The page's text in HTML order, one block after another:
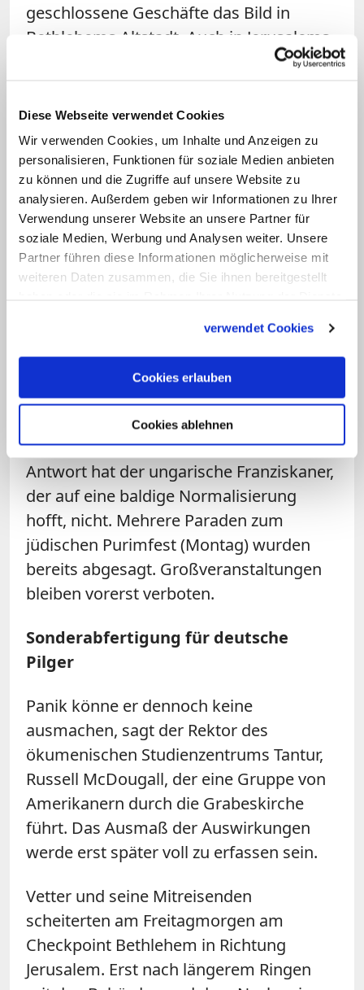
Diese Webseite verwendet Cookies
Wir verwenden Cookies, um Inhalte und Anzeigen zu
personalisieren, Funktionen für soziale Medien anbieten
zu können und die Zugriffe auf unsere Website zu
analysieren. Außerdem geben wir Informationen zu Ihrer
Verwendung unserer Website an unsere Partner für
soziale Medien, Werbung und Analysen weiter. Unsere
Partner führen diese Informationen möglicherweise mit
weiteren Daten zusammen, die Sie ihnen bereitgestellt
verwendet Cookies
Cookies erlauben
Cookies ablehnen
geschlossene Geschäfte das Bild in
Bethlehems Altstadt. Auch in Jerusalems
Heiligen Stätten wird es zunehmend
stehen nicht zuletzt zwei Länder auf der
Liste, die traditionell viele Heiliglandpilger
stellen. "Eigentlich müsste es um diese
Zeit hiervoll von Leuten sein", sagt der
Ordnungshüter der Franziskaner, Jeries
Majlaton. Mit ausladender Geste weist er
auf den beinahe verwaisten Vorplatz der
Grabeskirche. Seit Tagen, so Majlaton,
auch Franziskanerpater Matyas Tarsoly.
Was in diesen Zeiten mit denOsterfeiern
passiert, die traditionell Pilger aus aller
Welt nach Jerusalem ziehen? Eine
Antwort hat der ungarische Franziskaner,
der auf eine baldige Normalisierung
hofft, nicht. Mehrere Paraden zum
jüdischen Purimfest (Montag) wurden
bereits abgesagt. Großveranstaltungen
bleiben vorerst verboten.
Sonderabfertigung für deutsche
Pilger
Panik könne er dennoch keine
ausmachen, sagt der Rektor des
ökumenischen Studienzentrums Tantur,
Russell McDougall, der eine Gruppe von
Amerikanern durch die Grabeskirche
führt. Das Ausmaß der Auswirkungen
werde erst später voll zu erfassen sein.
Vetter und seine Mitreisenden
scheiterten am Freitagmorgen am
Checkpoint Bethlehem in Richtung
Jerusalem. Erst nach längerem Ringen